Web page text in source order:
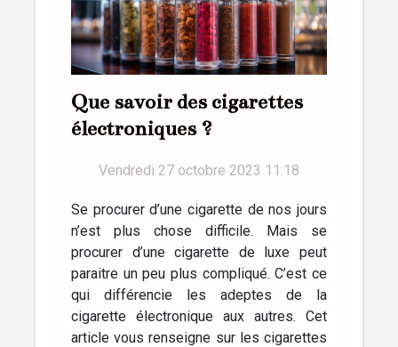
Que savoir des cigarettes
électroniques ?
Vendredi 27 octobre 2023 11:18
Se procurer d’une cigarette de nos jours
n’est plus chose difficile. Mais se
procurer d’une cigarette de luxe peut
paraitre un peu plus compliqué. C’est ce
qui différencie les adeptes de la
cigarette électronique aux autres. Cet
article vous renseigne sur les cigarettes